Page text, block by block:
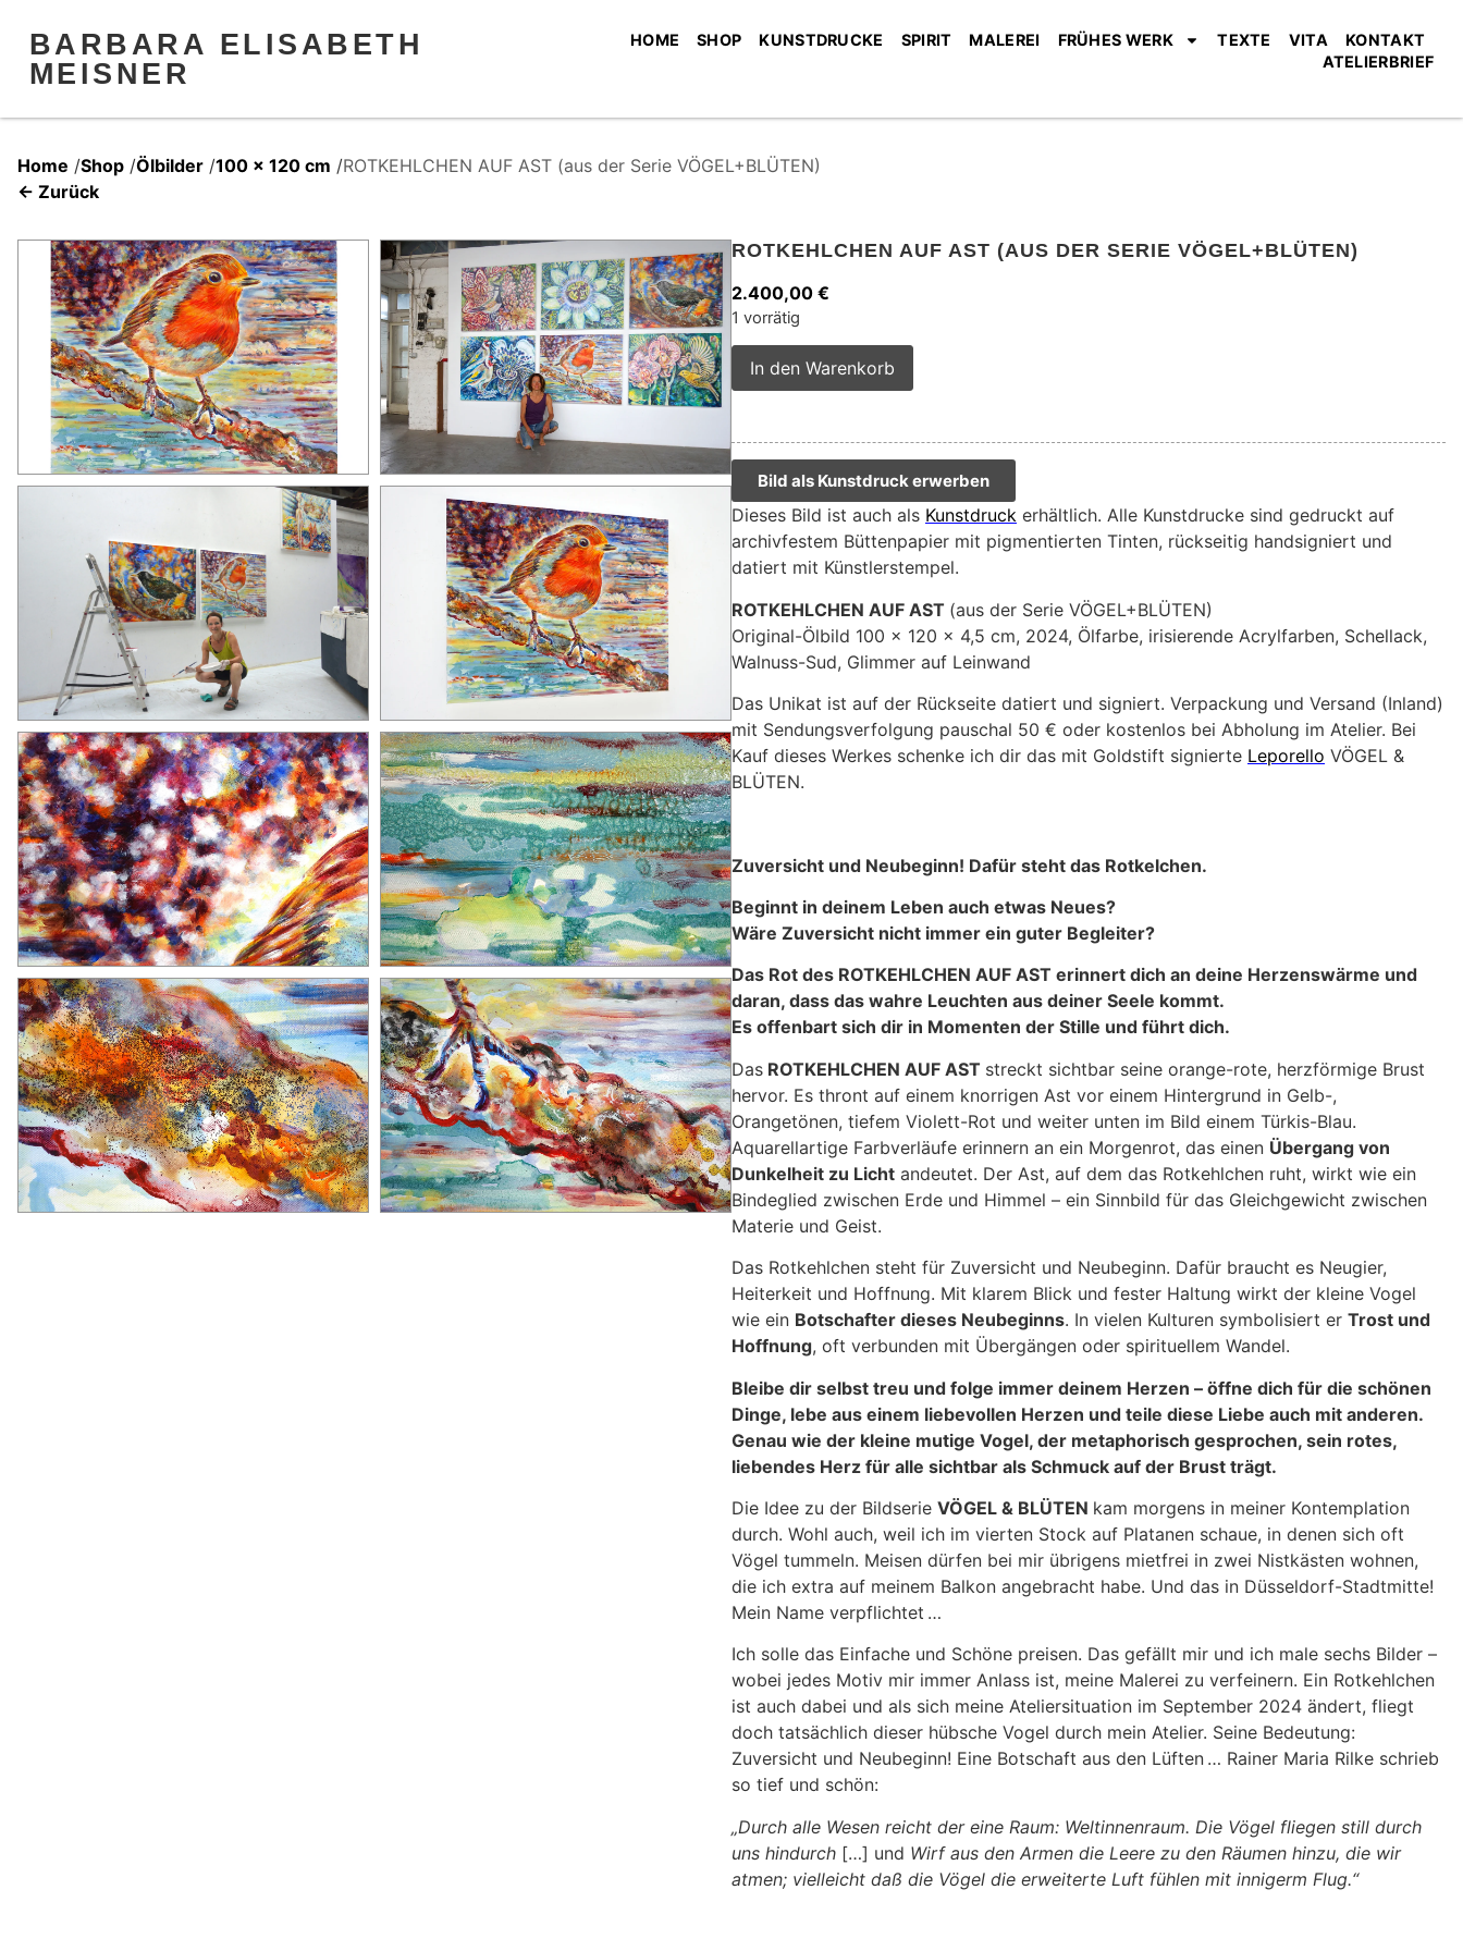
BARBARA ELISABETH
MEISNER
HOME SHOP KUNSTDRUCKE SPIRIT MALEREI FRÜHES WERK TEXTE VITA
KONTAKT
ATELIERBRIEF
Home /Shop /Ölbilder /100 x 120 cm /ROTKEHLCHEN AUF AST (aus der Serie VÖGEL+BLÜTEN)
← Zurück
ROTKEHLCHEN AUF AST (AUS DER SERIE VÖGEL+BLÜTEN)
2.400,00 €
1 vorrätig
In den Warenkorb
Bild als Kunstdruck erwerben
Dieses Bild ist auch als Kunstdruck erhältlich. Alle Kunstdrucke sind gedruckt auf
archivfestem Büttenpapier mit pigmentierten Tinten, rückseitig handsigniert und
datiert mit Künstlerstempel.
ROTKEHLCHEN AUF AST (aus der Serie VÖGEL+BLÜTEN)
Original-Ölbild 100 x 120 x 4,5 cm, 2024, Ölfarbe, irisierende Acrylfarben, Schellack,
Walnuss-Sud, Glimmer auf Leinwand
Das Unikat ist auf der Rückseite datiert und signiert. Verpackung und Versand (Inland)
mit Sendungsverfolgung pauschal 50 € oder kostenlos bei Abholung im Atelier. Bei
Kauf dieses Werkes schenke ich dir das mit Goldstift signierte Leporello VÖGEL &
BLÜTEN.
Zuversicht und Neubeginn! Dafür steht das Rotkelchen.
Beginnt in deinem Leben auch etwas Neues?
Wäre Zuversicht nicht immer ein guter Begleiter?
Das Rot des ROTKEHLCHEN AUF AST erinnert dich an deine Herzenswärme und
daran, dass das wahre Leuchten aus deiner Seele kommt.
Es offenbart sich dir in Momenten der Stille und führt dich.
Das ROTKEHLCHEN AUF AST streckt sichtbar seine orange-rote, herzförmige Brust
hervor. Es thront auf einem knorrigen Ast vor einem Hintergrund in Gelb-,
Orangetönen, tiefem Violett-Rot und weiter unten im Bild einem Türkis-Blau.
Aquarellartige Farbverläufe erinnern an ein Morgenrot, das einen Übergang von
Dunkelheit zu Licht andeutet. Der Ast, auf dem das Rotkehlchen ruht, wirkt wie ein
Bindeglied zwischen Erde und Himmel – ein Sinnbild für das Gleichgewicht zwischen
Materie und Geist.
Das Rotkehlchen steht für Zuversicht und Neubeginn. Dafür braucht es Neugier,
Heiterkeit und Hoffnung. Mit klarem Blick und fester Haltung wirkt der kleine Vogel
wie ein Botschafter dieses Neubeginns. In vielen Kulturen symbolisiert er Trost und
Hoffnung, oft verbunden mit Übergängen oder spirituellem Wandel.
Bleibe dir selbst treu und folge immer deinem Herzen – öffne dich für die schönen
Dinge, lebe aus einem liebevollen Herzen und teile diese Liebe auch mit anderen.
Genau wie der kleine mutige Vogel, der metaphorisch gesprochen, sein rotes,
liebendes Herz für alle sichtbar als Schmuck auf der Brust trägt.
Die Idee zu der Bildserie VÖGEL & BLÜTEN kam morgens in meiner Kontemplation
durch. Wohl auch, weil ich im vierten Stock auf Platanen schaue, in denen sich oft
Vögel tummeln. Meisen dürfen bei mir übrigens mietfrei in zwei Nistkästen wohnen,
die ich extra auf meinem Balkon angebracht habe. Und das in Düsseldorf-Stadtmitte!
Mein Name verpflichtet …
Ich solle das Einfache und Schöne preisen. Das gefällt mir und ich male sechs Bilder –
wobei jedes Motiv mir immer Anlass ist, meine Malerei zu verfeinern. Ein Rotkehlchen
ist auch dabei und als sich meine Ateliersituation im September 2024 ändert, fliegt
doch tatsächlich dieser hübsche Vogel durch mein Atelier. Seine Bedeutung:
Zuversicht und Neubeginn! Eine Botschaft aus den Lüften … Rainer Maria Rilke schrieb
so tief und schön:
„Durch alle Wesen reicht der eine Raum: Weltinnenraum. Die Vögel fliegen still durch
uns hindurch […] und Wirf aus den Armen die Leere zu den Räumen hinzu, die wir
atmen; vielleicht daß die Vögel die erweiterte Luft fühlen mit innigerm Flug.“